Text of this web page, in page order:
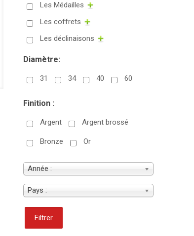
Les Médailles
Les coffrets
Les déclinaisons
Diamètre:
31 34 40 60
Finition :
Argent Argent brossé
Bronze Or
Année :
Pays :
Filtrer